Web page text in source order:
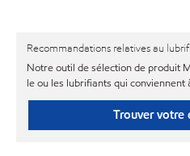
Recommandations relatives au
Notre outil de sélection de produit
le ou les lubrifiants qui
Trouver votre